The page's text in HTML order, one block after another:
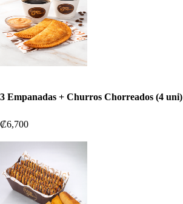
3 Empanadas + Churros Chorreados (4 uni)
₡6,700